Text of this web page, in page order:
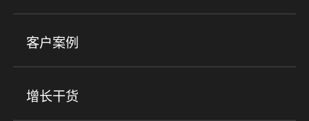
心理机构
小程序商城 ERP 企微SCRM
社群圈子
客户案例
增长干货